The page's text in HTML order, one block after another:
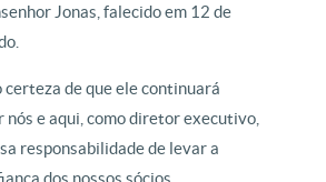
Jonas, falecido em 12 de
certeza de que ele continuará
nós e aqui, como diretor executivo,
responsabilidade de levar a
dos nossos sócios